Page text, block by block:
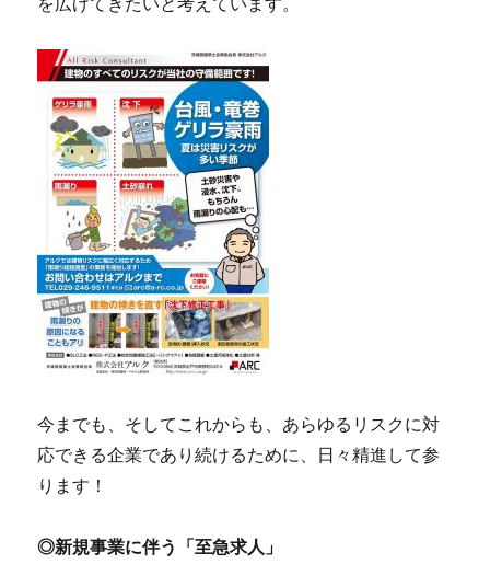
今までも、そしてこれからも、あらゆるリスクに対
応できる企業であり続けるために、日々精進して参
ります！
◎新規事業に伴う「至急求人」